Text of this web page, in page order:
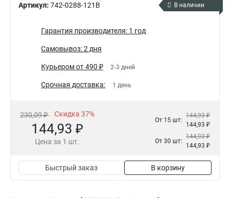
Артикул: 742-0288-121B В наличии
Гарантия производителя: 1 год
Самовывоз: 2 дня
Курьером от 490 ₽ 2-3 дней
Срочная доставка: 1 день
230,09 ₽ Скидка 37%
144,93 ₽
Цена за 1 шт.
От 15 шт:
144,93 ₽
144,93 ₽
От 30 шт:
144,93 ₽
144,93 ₽
Быстрый заказ В корзину